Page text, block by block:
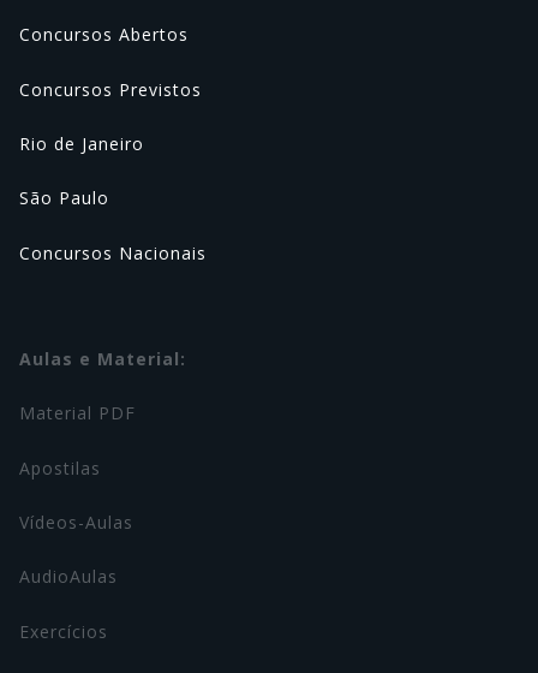
Concursos Abertos
Concursos Previstos
Rio de Janeiro
São Paulo
Concursos Nacionais
Aulas e Material:
Material PDF
Apostilas
Vídeos-Aulas
AudioAulas
Exercícios